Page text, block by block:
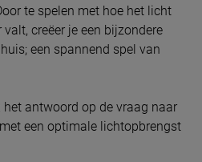
te spelen met hoe het licht
creëer je een bijzondere
een spannend spel van
antwoord op de vraag naar
een optimale lichtopbrengst